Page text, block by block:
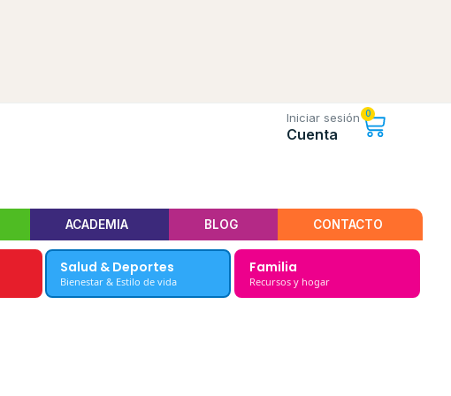
Iniciar sesión
Cuenta
0
ACADEMIA BLOG CONTACTO
Salud & Deportes
Bienestar & Estilo de vida
Familia
Recursos y hogar